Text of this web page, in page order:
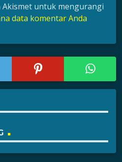
untuk mengurangi
data komentar Anda